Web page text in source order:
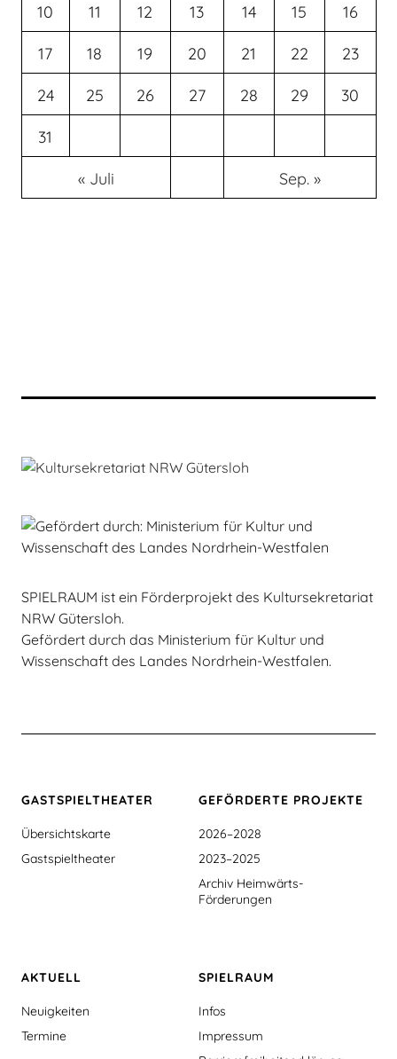
10 11 12 13 14 15 16
17 18 19 20 21 22 23
24 25 26 27 28 29 30
31
« Juli Sep. »
SPIELRAUM ist ein Förderprojekt des Kultursekretariat
NRW Gütersloh.
Gefördert durch das Ministerium für Kultur und
Wissenschaft des Landes Nordrhein-Westfalen.
GASTSPIEL­THEATER
Übersichtskarte
Gastspieltheater
GEFÖRDERTE PROJEKTE
2026–2028
2023–2025
Archiv Heimwärts-
Förderungen
AKTUELL
Neuigkeiten
Termine
SPIELRAUM
Infos
Impressum